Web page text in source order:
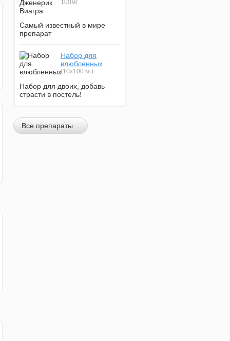
100мг
Самый известный в мире
препарат
Набор для
влюбленных
(10х100 мг)
Набор для двоих, добавь
страсти в постель!
Все препараты